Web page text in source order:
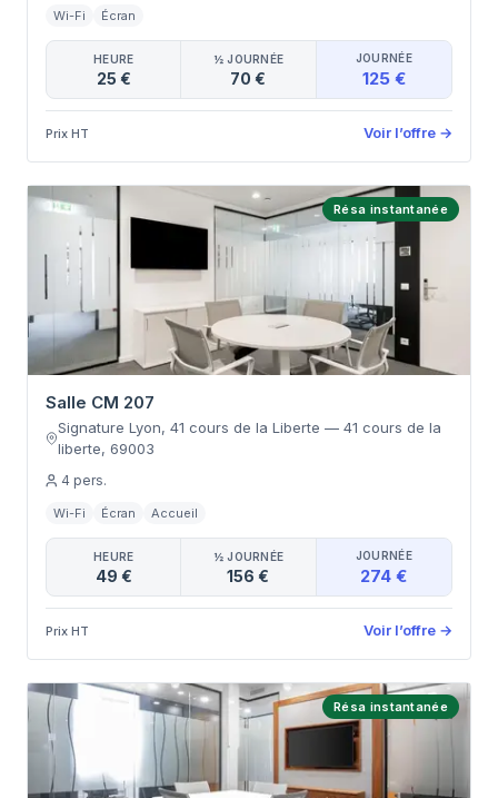
Wi-Fi Écran
HEURE
25 €
½ JOURNÉE
70 €
JOURNÉE
125 €
Prix HT Voir l’offre →
Résa instantanée
Salle CM 207
Signature Lyon, 41 cours de la Liberte — 41 cours de la
liberte,69003
4 pers.
Wi-Fi Écran Accueil
HEURE
49 €
½ JOURNÉE
156 €
JOURNÉE
274 €
Prix HT Voir l’offre →
Résa instantanée